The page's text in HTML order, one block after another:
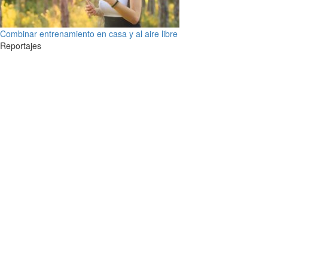
Combinar entrenamiento en casa y al aire libre
Reportajes